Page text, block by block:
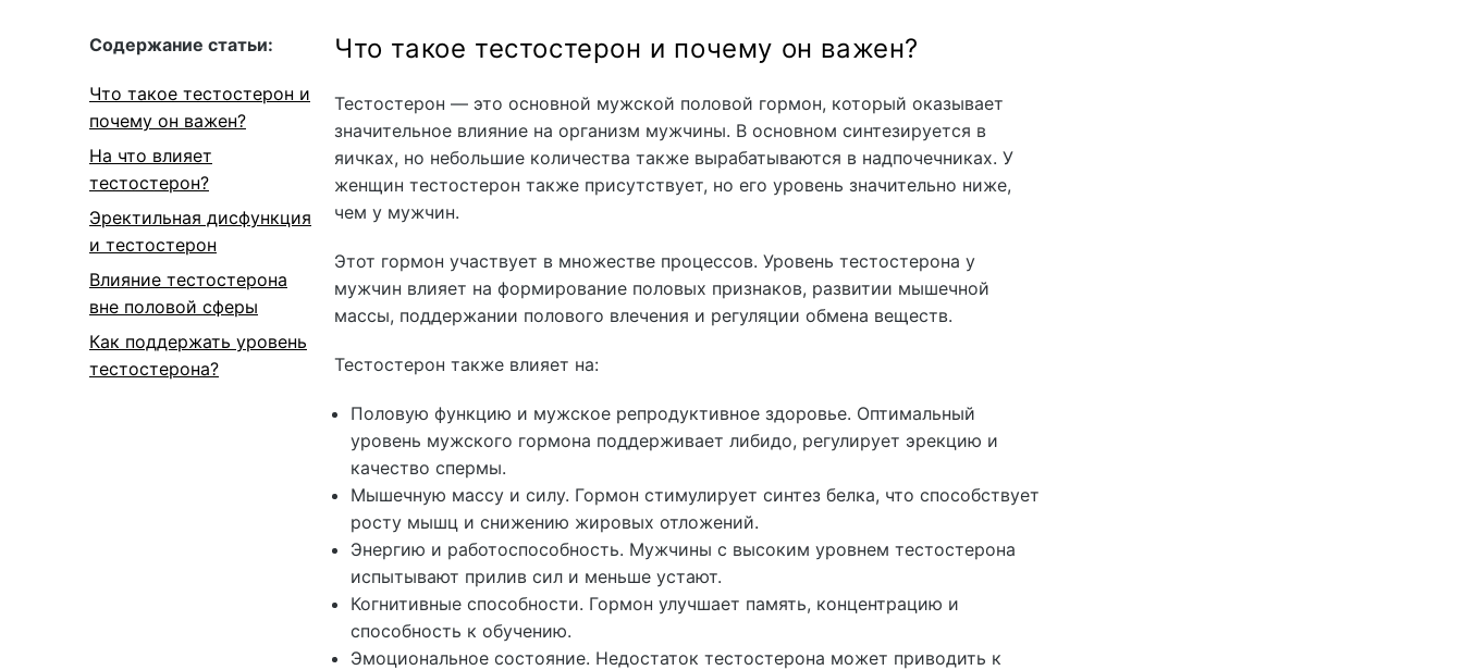
Cодержание статьи:
Что такое тестостерон и
почему он важен?
На что влияет
тестостерон?
Эректильная дисфункция
и тестостерон
Влияние тестостерона
вне половой сферы
Как поддержать уровень
тестостерона?
Что такое тестостерон и почему он важен?
Тестостерон — это основной мужской половой гормон, который оказывает
значительное влияние на организм мужчины. В основном синтезируется в
яичках, но небольшие количества также вырабатываются в надпочечниках. У
женщин тестостерон также присутствует, но его уровень значительно ниже,
чем у мужчин.
Этот гормон участвует в множестве процессов. Уровень тестостерона у
мужчин влияет на формирование половых признаков, развитии мышечной
массы, поддержании полового влечения и регуляции обмена веществ.
Тестостерон также влияет на:
Половую функцию и мужское репродуктивное здоровье. Оптимальный
уровень мужского гормона поддерживает либидо, регулирует эрекцию и
качество спермы.
Мышечную массу и силу. Гормон стимулирует синтез белка, что способствует
росту мышц и снижению жировых отложений.
Энергию и работоспособность. Мужчины с высоким уровнем тестостерона
испытывают прилив сил и меньше устают.
Когнитивные способности. Гормон улучшает память, концентрацию и
способность к обучению.
Эмоциональное состояние. Недостаток тестостерона может приводить к